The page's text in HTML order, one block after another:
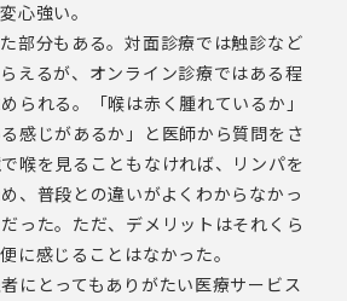
心強い。
部分もある。対面診療では触診など
えるが、オンライン診療ではある程
られる。「喉は赤く腫れているか」
る感じがあるか」と医師から質問をさ
喉を見ることもなければ、リンパを
、普段との違いがよくわからなかっ
った。ただ、デメリットはそれくら
に感じることはなかった。
にとってもありがたい医療サービス